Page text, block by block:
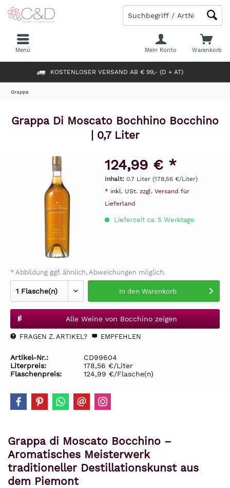
KOSTENLOSER VERSAND AB € 99,- (D + AT)
Warenkorb
Mein Konto
Menü
Grappa
Grappa Di Moscato Bochhino Bocchino
| 0,7 Liter
124,99 € *
Inhalt: 0.7 Liter (178,56 €/Liter)
* inkl. USt. zzgl. Versand für
Lieferland
Lieferzeit ca. 5 Werktage
* Abbildung ggf. ähnlich, Abweichungen möglich.
In den Warenkorb
Alle Weine von Bocchino zeigen
FRAGEN Z. ARTIKEL? EMPFEHLEN
Artikel-Nr.:
CD99604
Literpreis:
178,56 €/Liter
Flaschenpreis:
124,99 €/Flasche(n)
Grappa di Moscato Bocchino –
Aromatisches Meisterwerk
traditioneller Destillationskunst aus
dem Piemont